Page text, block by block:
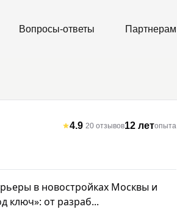
Вопросы-ответы Партнерам
4.9 20 отзывов12 летопыта
в новостройках Москвы и
ключ»: от разраб...